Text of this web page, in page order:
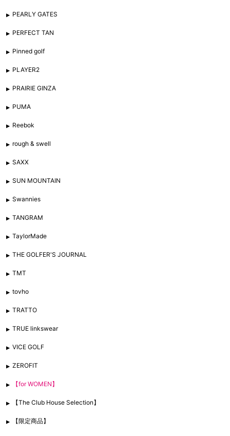
PEARLY GATES
PERFECT TAN
Pinned golf
PLAYER2
PRAIRIE GINZA
PUMA
Reebok
rough & swell
SAXX
SUN MOUNTAIN
Swannies
TANGRAM
TaylorMade
THE GOLFER'S JOURNAL
TMT
tovho
TRATTO
TRUE linkswear
VICE GOLF
ZEROFIT
【for WOMEN】
【The Club House Selection】
【限定商品】